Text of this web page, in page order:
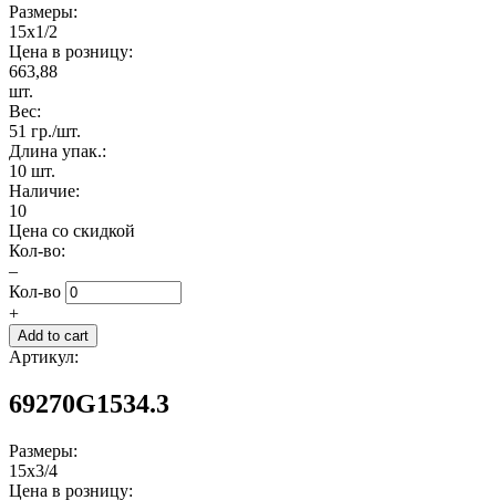
Размеры:
15x1/2
Цена в розницу:
663,88
шт.
Вес:
51 гр./шт.
Длина упак.:
10 шт.
Наличие:
10
Цена со скидкой
Кол-во:
–
Кол-во
+
Артикул:
69270G1534.3
Размеры:
15x3/4
Цена в розницу: